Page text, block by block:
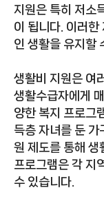
지원은 특히 저소
이 됩니다. 이러한
인 생활을 유지할
생활비 지원은 여
생활수급자에게
양한 복지 프로그
득층 자녀를 둔 가
원 제도를 통해 생
프로그램은 각 지
수 있습니다.